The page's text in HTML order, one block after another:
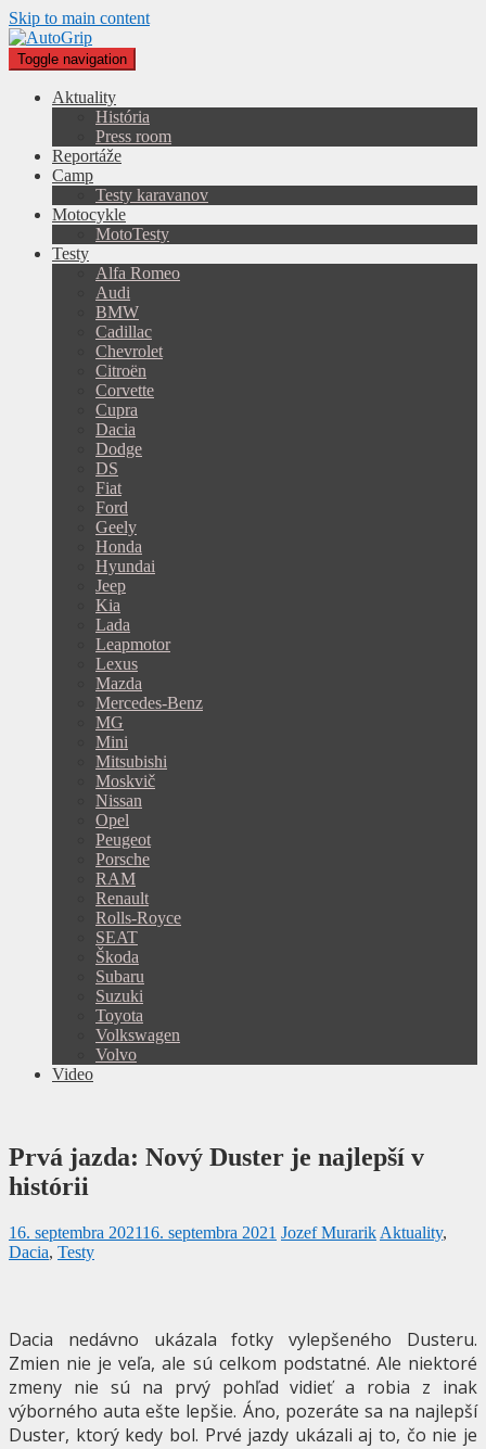
Skip to main content
Toggle navigation
Aktuality
História
Press room
Reportáže
Camp
Testy karavanov
Motocykle
MotoTesty
Testy
Alfa Romeo
Audi
BMW
Cadillac
Chevrolet
Citroën
Corvette
Cupra
Dacia
Dodge
DS
Fiat
Ford
Geely
Honda
Hyundai
Jeep
Kia
Lada
Leapmotor
Lexus
Mazda
Mercedes-Benz
MG
Mini
Mitsubishi
Moskvič
Nissan
Opel
Peugeot
Porsche
RAM
Renault
Rolls-Royce
SEAT
Škoda
Subaru
Suzuki
Toyota
Volkswagen
Volvo
Video
Prvá jazda: Nový Duster je najlepší v
histórii
16. septembra 202116. septembra 2021 Jozef Murarik Aktuality,
Dacia, Testy
Dacia nedávno ukázala fotky vylepšeného Dusteru.
Zmien nie je veľa, ale sú celkom podstatné. Ale niektoré
zmeny nie sú na prvý pohľad vidieť a robia z inak
výborného auta ešte lepšie. Áno, pozeráte sa na najlepší
Duster, ktorý kedy bol. Prvé jazdy ukázali aj to, čo nie je